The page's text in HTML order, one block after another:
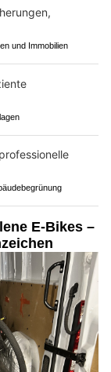
und Immobilien
E-Bikes –